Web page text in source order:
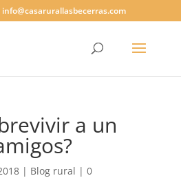
info@casarurallasbecerras.com
a un
| Blog rural | 0